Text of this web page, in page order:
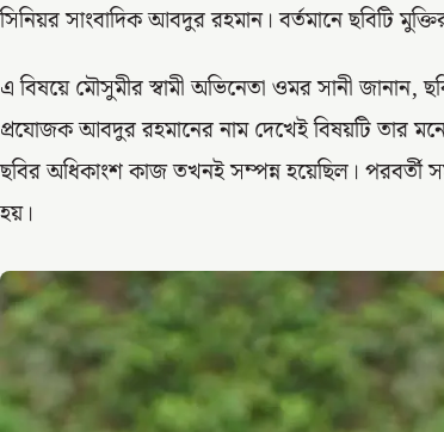
সিনিয়র সাংবাদিক আবদুর রহমান। বর্তমানে ছবিটি
এ বিষয়ে মৌসুমীর স্বামী অভিনেতা ওমর সানী
প্রযোজক আবদুর রহমানের নাম দেখেই বিষয়টি তার
ছবির অধিকাংশ কাজ তখনই সম্পন্ন হয়েছিল। পরবর্তী
হয়।